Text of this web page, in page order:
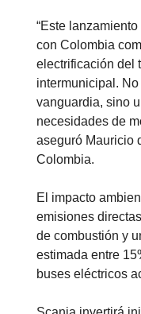
“Este
con Colombia
electrificación del
intermunicipal.
vanguardia, sino
necesidades de
aseguró Mauricio
Colombia.
El impacto
emisiones
de combustión y
estimada entre
buses eléctricos